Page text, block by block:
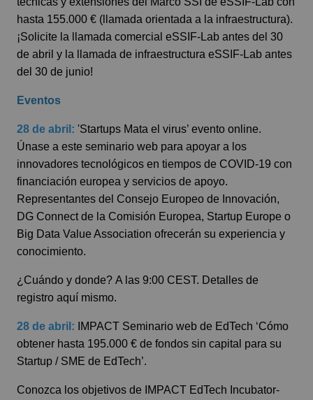
hasta 155.000 € (llamada orientada a la infraestructura).
¡Solicite la llamada comercial eSSIF-Lab antes del 30
de abril y la llamada de infraestructura eSSIF-Lab antes
del 30 de junio!
Eventos
28 de abril: 'Startups Mata el virus’ evento online.
Únase a este seminario web para apoyar a los
innovadores tecnológicos en tiempos de COVID-19 con
financiación europea y servicios de apoyo.
Representantes del Consejo Europeo de Innovación,
DG Connect de la Comisión Europea, Startup Europe o
Big Data Value Association ofrecerán su experiencia y
conocimiento.
¿Cuándo y donde? A las 9:00 CEST. Detalles de
registro aquí mismo.
28 de abril: IMPACT Seminario web de EdTech ‘Cómo
obtener hasta 195.000 € de fondos sin capital para su
Startup / SME de EdTech’.
Conozca los objetivos de IMPACT EdTech Incubator-